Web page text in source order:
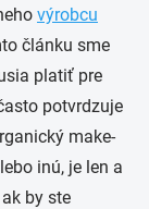
výrobcu
článku sme
platiť pre
potvrdzuje
make-
inú, je len a
by ste